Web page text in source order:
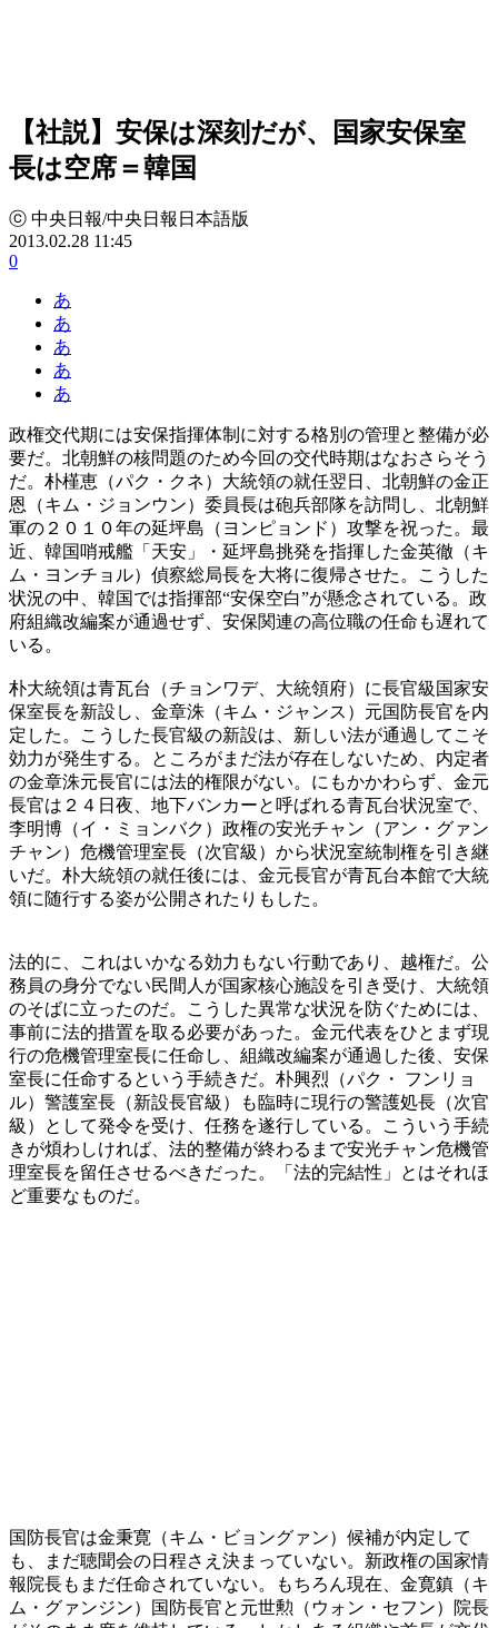
【社説】安保は深刻だが、国家安保室
長は空席＝韓国
ⓒ 中央日報/中央日報日本語版
2013.02.28 11:45
0
あ
あ
あ
あ
あ
政権交代期には安保指揮体制に対する格別の管理と整備が必
要だ。北朝鮮の核問題のため今回の交代時期はなおさらそう
だ。朴槿恵（パク・クネ）大統領の就任翌日、北朝鮮の金正
恩（キム・ジョンウン）委員長は砲兵部隊を訪問し、北朝鮮
軍の２０１０年の延坪島（ヨンピョンド）攻撃を祝った。最
近、韓国哨戒艦「天安」・延坪島挑発を指揮した金英徹（キ
ム・ヨンチョル）偵察総局長を大将に復帰させた。こうした
状況の中、韓国では指揮部“安保空白”が懸念されている。政
府組織改編案が通過せず、安保関連の高位職の任命も遅れて
いる。
朴大統領は青瓦台（チョンワデ、大統領府）に長官級国家安
保室長を新設し、金章洙（キム・ジャンス）元国防長官を内
定した。こうした長官級の新設は、新しい法が通過してこそ
効力が発生する。ところがまだ法が存在しないため、内定者
の金章洙元長官には法的権限がない。にもかかわらず、金元
長官は２４日夜、地下バンカーと呼ばれる青瓦台状況室で、
李明博（イ・ミョンバク）政権の安光チャン（アン・グァン
チャン）危機管理室長（次官級）から状況室統制権を引き継
いだ。朴大統領の就任後には、金元長官が青瓦台本館で大統
領に随行する姿が公開されたりもした。
法的に、これはいかなる効力もない行動であり、越権だ。公
務員の身分でない民間人が国家核心施設を引き受け、大統領
のそばに立ったのだ。こうした異常な状況を防ぐためには、
事前に法的措置を取る必要があった。金元代表をひとまず現
行の危機管理室長に任命し、組織改編案が通過した後、安保
室長に任命するという手続きだ。朴興烈（パク・ フンリョ
ル）警護室長（新設長官級）も臨時に現行の警護処長（次官
級）として発令を受け、任務を遂行している。こういう手続
きが煩わしければ、法的整備が終わるまで安光チャン危機管
理室長を留任させるべきだった。「法的完結性」とはそれほ
ど重要なものだ。
国防長官は金秉寛（キム・ビョングァン）候補が内定して
も、まだ聴聞会の日程さえ決まっていない。新政権の国家情
報院長もまだ任命されていない。もちろん現在、金寛鎮（キ
ム・グァンジン）国防長官と元世勲（ウォン・セフン）院長